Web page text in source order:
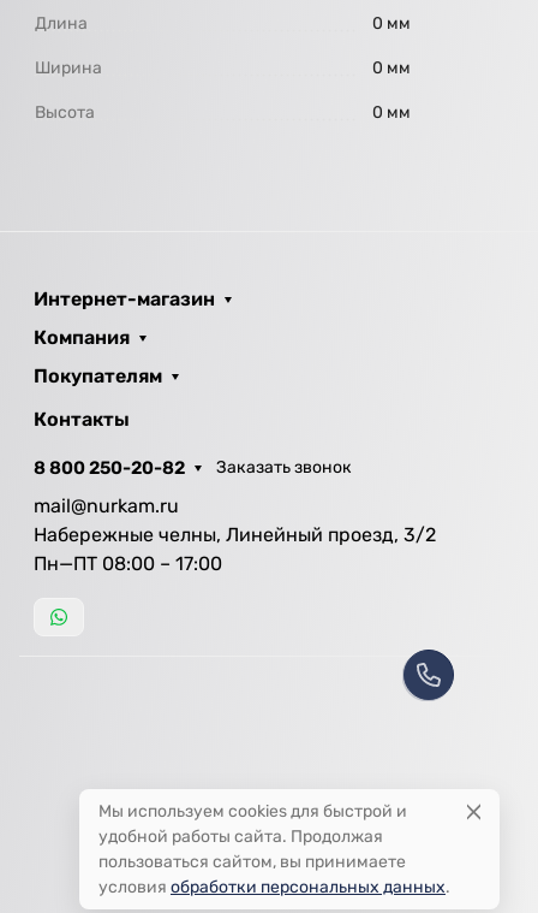
Длина 0 мм
Ширина 0 мм
Высота 0 мм
Интернет-магазин
Компания
Покупателям
Контакты
8 800 250-20-82 Заказать звонок
mail@nurkam.ru
Набережные челны, Линейный проезд, 3/2
Пн—ПТ 08:00 – 17:00
Мы используем cookies для быстрой и
удобной работы сайта. Продолжая
пользоваться сайтом, вы принимаете
условия обработки персональных данных.